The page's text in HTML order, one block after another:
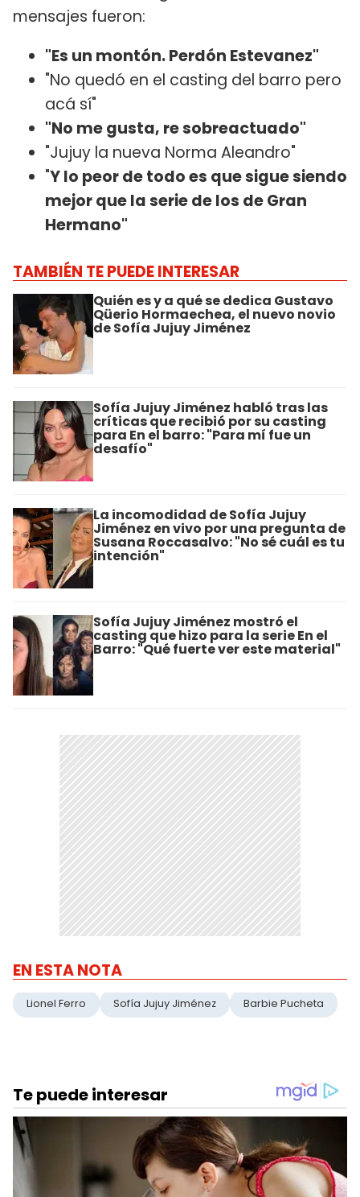
mensajes fueron:
"Es un montón. Perdón Estevanez"
"No quedó en el casting del barro pero
acá sí"
"No me gusta, re sobreactuado"
"Jujuy la nueva Norma Aleandro"
"Y lo peor de todo es que sigue siendo
mejor que la serie de los de Gran
Hermano"
TAMBIÉN TE PUEDE INTERESAR
Quién es y a qué se dedica Gustavo
Qüerio Hormaechea, el nuevo novio
de Sofía Jujuy Jiménez
Sofía Jujuy Jiménez habló tras las
críticas que recibió por su casting
para En el barro: "Para mí fue un
desafío"
La incomodidad de Sofía Jujuy
Jiménez en vivo por una pregunta de
Susana Roccasalvo: "No sé cuál es tu
intención"
Sofía Jujuy Jiménez mostró el
casting que hizo para la serie En el
Barro: "Qué fuerte ver este material"
EN ESTA NOTA
Lionel Ferro Sofía Jujuy Jiménez Barbie Pucheta